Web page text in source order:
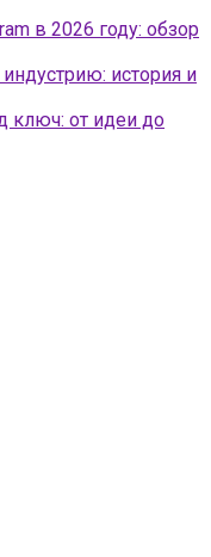
в 2026 году: обзор
история и
ключ: от идеи до